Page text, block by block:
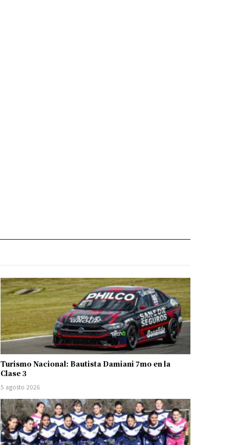
Turismo Nacional: Bautista Damiani 7mo en la
Clase 3
5 agosto 2026